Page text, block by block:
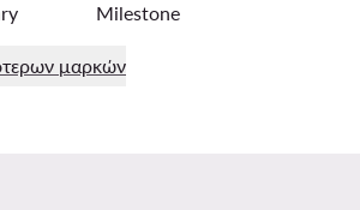
Milestone
μαρκών